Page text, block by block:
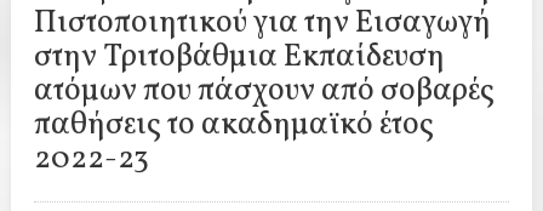
Πιστοποιητικού για την Εισαγωγή
στην Τριτοβάθμια Εκπαίδευση
ατόμων που πάσχουν από σοβαρές
παθήσεις το ακαδημαϊκό έτος
2022-23